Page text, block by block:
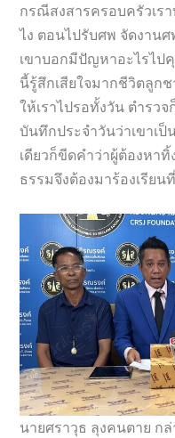
กรณีสงสารครอบครัวเรา
ไง ตอนไปรับศพ จัดงานศ
เขาบอกมีปัญหาอะไรไป
นี้รู้สึกเสียใจมากชีวิตลูก
ให้เราไปรอทั้งวัน ตำรว
บันทึกประจำวันว่าเขาเ
เดียวก็ขีดคำว่าผู้ต้องหาทิ้
ธรรมจึงต้องมาร้องเรีย
นายศราวุธ ลุงคนตาย ก